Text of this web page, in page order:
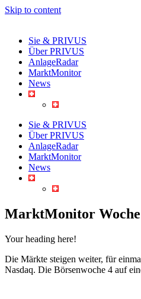
Skip to content
Sie & PRIVUS
Über PRIVUS
AnlageRadar
MarktMonitor
News
Sie & PRIVUS
Über PRIVUS
AnlageRadar
MarktMonitor
News
MarktMonitor Woche
Your heading here!
Die Märkte steigen weiter, für
Nasdaq. Die Börsenwoche 4 auf